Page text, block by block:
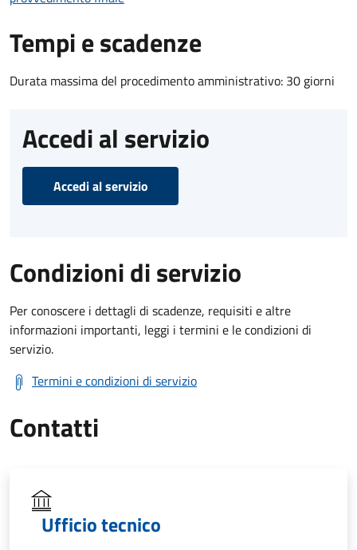
Tempi e scadenze
Durata massima del procedimento amministrativo: 30 giorni
Accedi al servizio
Accedi al servizio
Condizioni di servizio
Per conoscere i dettagli di scadenze, requisiti e altre
informazioni importanti, leggi i termini e le condizioni di
servizio.
Termini e condizioni di servizio
Contatti
Ufficio tecnico